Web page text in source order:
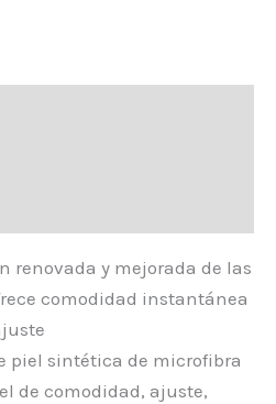
renovada y mejorada de las
comodidad instantánea
piel sintética de microfibra
de comodidad, ajuste,